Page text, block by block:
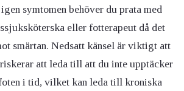
symtomen behöver du prata med
eller fotterapeut då det
smärtan. Nedsatt känsel är viktigt att
att leda till att du inte upptäcker
i tid, vilket kan leda till kroniska